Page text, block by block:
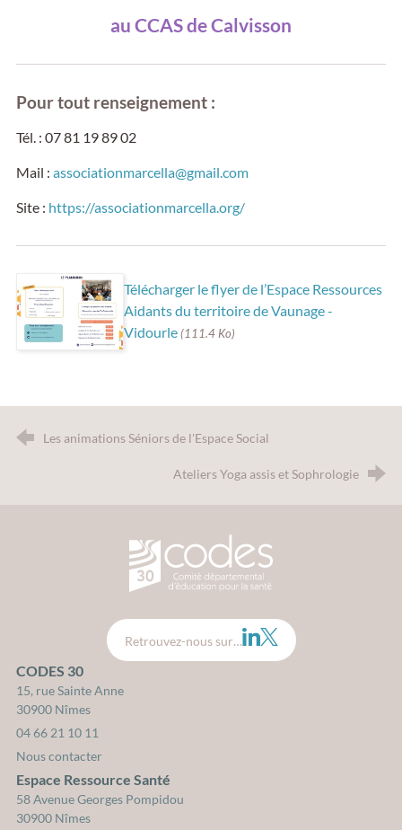
au CCAS de Calvisson
Pour tout renseignement :
Tél. : 07 81 19 89 02
Mail : associationmarcella@gmail.com
Site : https://associationmarcella.org/
Télécharger le flyer de l’Espace Ressources
Aidants du territoire de Vaunage -
Vidourle(111.4 Ko)
Les animations Séniors de l'Espace Social
Ateliers Yoga assis et Sophrologie
CODES 30 - Comité
Retrouvez-nous sur… LinkedIn
Twitter
CODES 30
15, rue Sainte Anne
30900 Nîmes
04 66 21 10 11
Nous contacter
Espace Ressource Santé
58 Avenue Georges Pompidou
30900 Nîmes